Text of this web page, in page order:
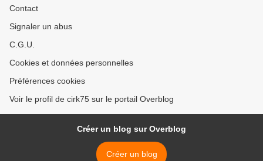
Contact
Signaler un abus
C.G.U.
Cookies et données personnelles
Préférences cookies
Voir le profil de cirk75 sur le portail Overblog
Créer un blog sur Overblog
Créer un blog